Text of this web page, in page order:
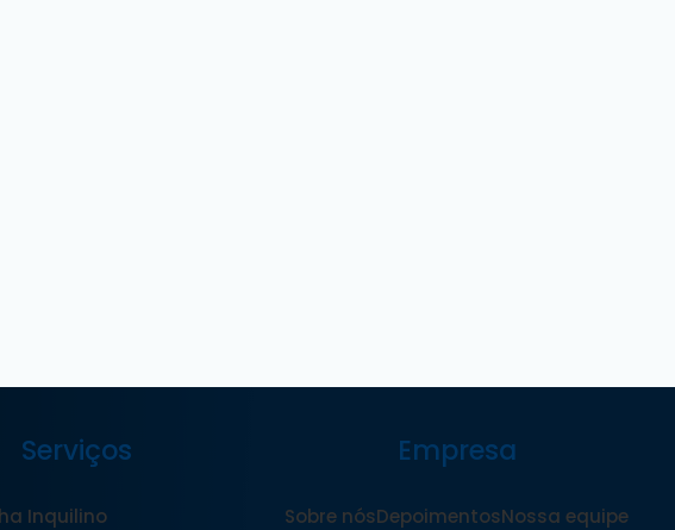
Serviços
Inquilino
Empresa
Sobre nósDepoimentosNossa equipe